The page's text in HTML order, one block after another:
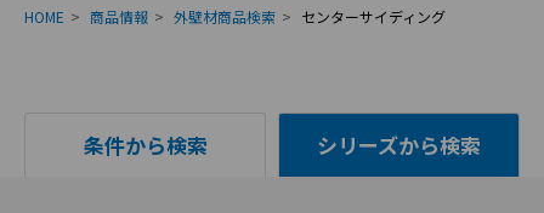
HOME 商品情報 外壁材商品検索 センターサイディング
条件から検索 シリーズから検索